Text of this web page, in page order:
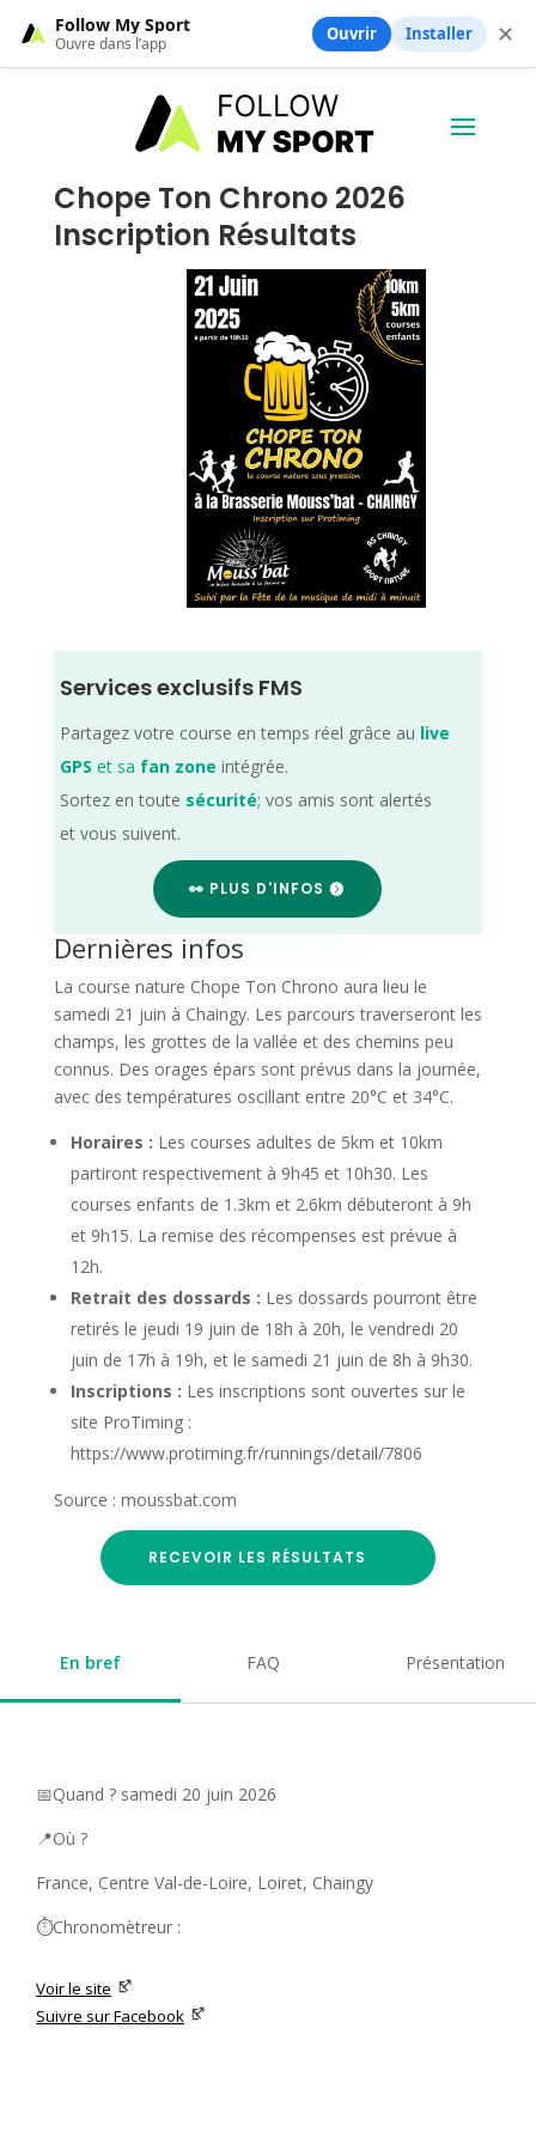
Chope Ton Chrono 2026
Inscription Résultats
Services exclusifs FMS
Partagez votre course en temps réel grâce au live
GPS et sa fan zone intégrée.
Sortez en toute sécurité; vos amis sont alertés
et vous suivent.
👀 PLUS D'INFOS
Dernières infos
La course nature Chope Ton Chrono aura lieu le
samedi 21 juin à Chaingy. Les parcours traverseront les
champs, les grottes de la vallée et des chemins peu
connus. Des orages épars sont prévus dans la journée,
avec des températures oscillant entre 20°C et 34°C.
Horaires : Les courses adultes de 5km et 10km
partiront respectivement à 9h45 et 10h30. Les
courses enfants de 1.3km et 2.6km débuteront à 9h
et 9h15. La remise des récompenses est prévue à
12h.
Retrait des dossards : Les dossards pourront être
retirés le jeudi 19 juin de 18h à 20h, le vendredi 20
juin de 17h à 19h, et le samedi 21 juin de 8h à 9h30.
Inscriptions : Les inscriptions sont ouvertes sur le
site ProTiming :
https://www.protiming.fr/runnings/detail/7806
Source : moussbat.com
RECEVOIR LES RÉSULTATS
En bref FAQ Présentation
📅Quand ? samedi 20 juin 2026
📍Où ?
France, Centre Val-de-Loire, Loiret, Chaingy
⏱️Chronomètreur :
Voir le site
Suivre sur Facebook
Follow My Sport
Ouvre dans l’app Ouvrir Installer ✕